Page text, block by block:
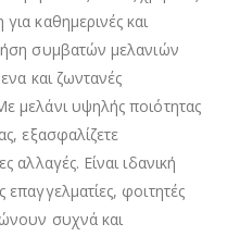
καθημερινές και
συμβατών μελανιών
και ζωντανές
μελάνι υψηλής ποιότητας
εξασφαλίζετε
αλλαγές. Είναι ιδανική
φοιτητές
συχνά και